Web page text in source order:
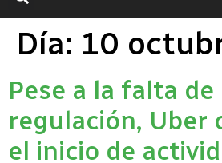
Día: 10
Pese a la falta de
regulación, Uber
el inicio de